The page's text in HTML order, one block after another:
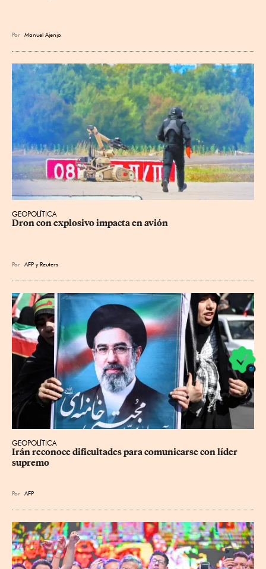
Por Manuel Ajenjo
GEOPOLÍTICA
Dron con explosivo impacta en avión
Por AFP yReuters
GEOPOLÍTICA
Irán reconoce dificultades para comunicarse con líder
supremo
Por AFP